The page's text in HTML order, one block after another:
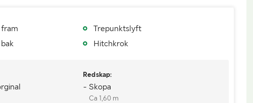
Trepunktslyft
Hitchkrok
Redskap:
- Skopa
Ca 1,60 m